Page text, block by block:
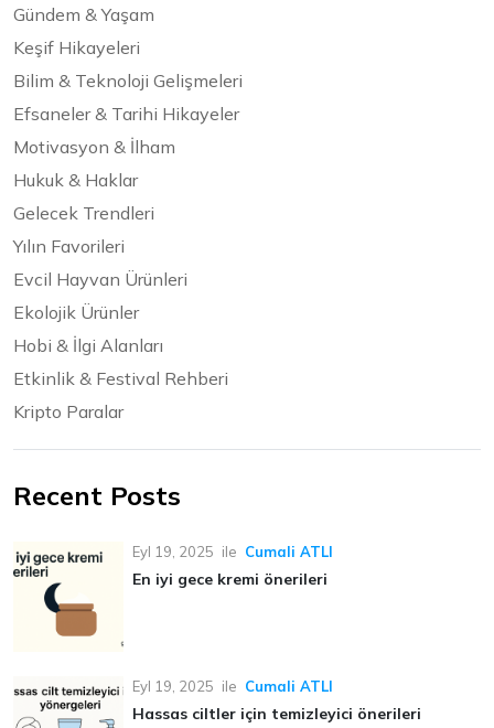
Gündem & Yaşam
Keşif Hikayeleri
Bilim & Teknoloji Gelişmeleri
Efsaneler & Tarihi Hikayeler
Motivasyon & İlham
Hukuk & Haklar
Gelecek Trendleri
Yılın Favorileri
Evcil Hayvan Ürünleri
Ekolojik Ürünler
Hobi & İlgi Alanları
Etkinlik & Festival Rehberi
Kripto Paralar
Recent Posts
Eyl 19, 2025 ile Cumali ATLI
En iyi gece kremi önerileri
Eyl 19, 2025 ile Cumali ATLI
Hassas ciltler için temizleyici önerileri